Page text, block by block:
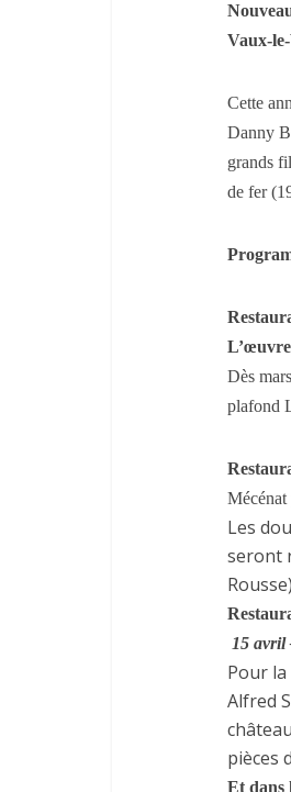
Vaux-
Cette
Danny
grands
de fer
Dès
plafond
Mécénat
Les
seront
15 avril
Pour
Alfred
pièces
Et dans